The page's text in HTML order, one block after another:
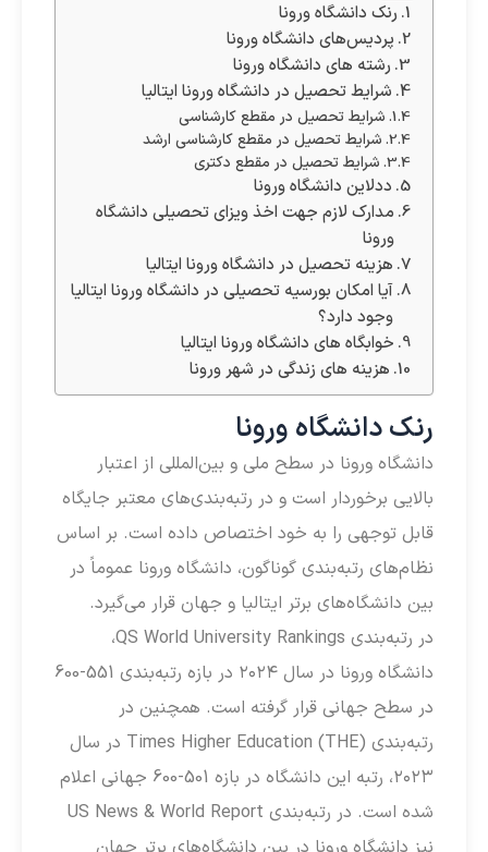
رنک دانشگاه ورونا
پردیس‌های دانشگاه ورونا
رشته های دانشگاه ورونا
شرایط تحصیل در دانشگاه ورونا ایتالیا
شرایط تحصیل در مقطع کارشناسی
شرایط تحصیل در مقطع کارشناسی ارشد
شرایط تحصیل در مقطع دکتری
ددلاین دانشگاه ورونا
مدارک لازم جهت اخذ ویزای تحصیلی دانشگاه
ورونا
هزینه تحصیل در دانشگاه ورونا ایتالیا
آیا امکان بورسیه‌ تحصیلی در دانشگاه ورونا ایتالیا
وجود دارد؟
خوابگاه های دانشگاه ورونا ایتالیا
هزینه های زندگی در شهر ورونا
رنک دانشگاه ورونا
دانشگاه ورونا در سطح ملی و بین‌المللی از اعتبار
بالایی برخوردار است و در رتبه‌بندی‌های معتبر جایگاه
قابل توجهی را به خود اختصاص داده است. بر اساس
نظام‌های رتبه‌بندی گوناگون، دانشگاه ورونا عموماً در
بین دانشگاه‌های برتر ایتالیا و جهان قرار می‌گیرد.
در رتبه‌بندی QS World University Rankings،
دانشگاه ورونا در سال ۲۰۲۴ در بازه رتبه‌بندی 551-600
در سطح جهانی قرار گرفته است. همچنین در
رتبه‌بندی Times Higher Education (THE) در سال
۲۰۲۳، رتبه این دانشگاه در بازه 501-600 جهانی اعلام
شده است. در رتبه‌بندی US News & World Report